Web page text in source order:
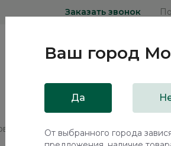
Заказать звонок
с подъемным механизмом
Ваш город
Да
От выбранного города